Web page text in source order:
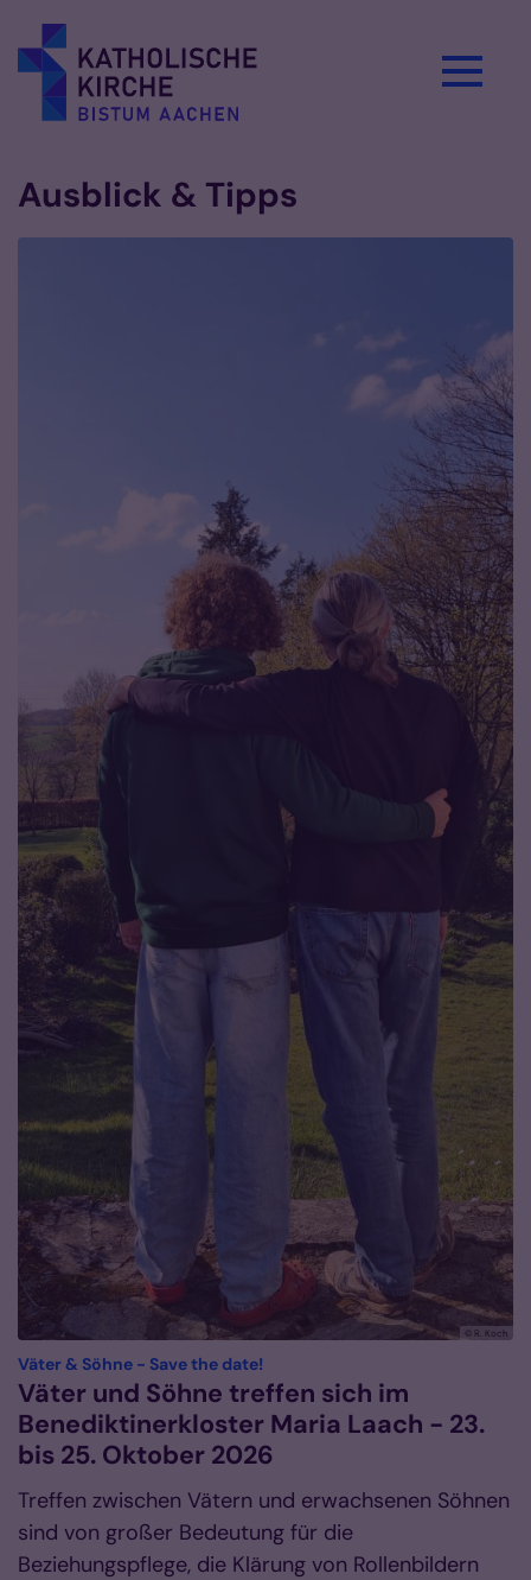
Ausblick & Tipps
© R. Koch
Väter & Söhne - Save the date!
Väter und Söhne treffen sich im
Benediktinerkloster Maria Laach - 23.
bis 25. Oktober 2026
Treffen zwischen Vätern und erwachsenen Söhnen
sind von großer Bedeutung für die
Beziehungspflege, die Klärung von Rollenbildern